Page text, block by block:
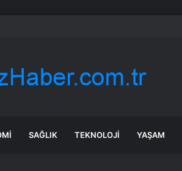
fezlekesinde ne var?
SAĞLIK TEKNOLOJI YAŞAM